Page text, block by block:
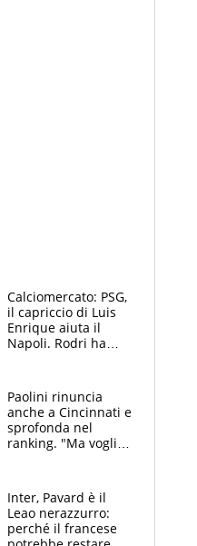
Calciomercato: PSG,
il capriccio di Luis
Enrique aiuta il
Napoli. Rodri ha
Fernandez
Paolini rinuncia
anche a Cincinnati e
sprofonda nel
ranking. "Ma voglio
Inter, Pavard è il
Leao nerazzurro:
perché il francese